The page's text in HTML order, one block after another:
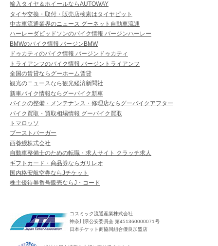
輸入タイヤ＆ホイールならAUTOWAY
タイヤ交換・取付・販売店検索はタイヤピット
中古車流通業界のニュース グーネット自動車流通
ハーレーダビッドソンのバイク情報 バージンハーレー
BMWのバイク情報 バージンBMW
ドゥカティのバイク情報 バージンドゥカティ
トライアンフのバイク情報 バージントライアンフ
全国の賃貸ならグーホーム賃貸
観光のニュースなら観光経済新聞社
新車バイク情報ならグーバイク新車
バイクの整備・メンテナンス・修理店ならグーバイクアフター
バイク買取・買取相場情報 グーバイク買取
トマロッソ
ブーストバーガー
西養鰻株式会社
自動車整備士のための転職・求人サイト クラッチ求人
ギフトカード・商品券ならガリレオ
国内格安航空券ならJチケット
株主優待券番号販売ならJ・コード
コスミック流通産業株式会社
神奈川県公安委員会 第451360000071号
日本チケット商協同組合優良加盟店